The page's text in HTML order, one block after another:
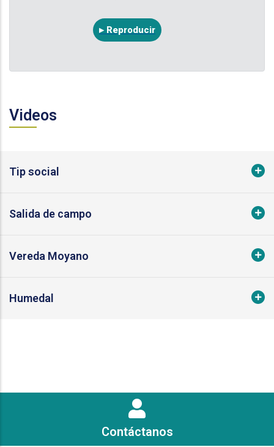
▸ Reproducir
Videos
Tip social
Salida de campo
Vereda Moyano
Humedal
Contáctanos